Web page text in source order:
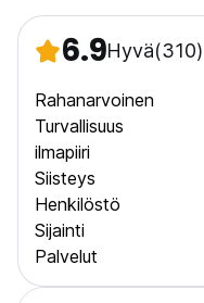
6.9Hyvä(310)
Rahanarvoinen
Turvallisuus
ilmapiiri
Siisteys
Henkilöstö
Sijainti
Palvelut